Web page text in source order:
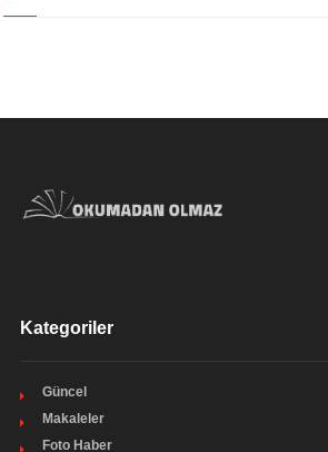
Kategoriler
Güncel
Makaleler
Foto Haber